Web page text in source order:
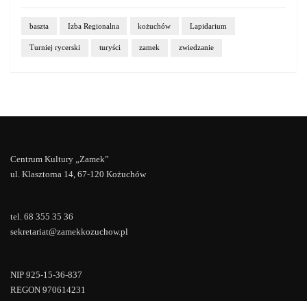
baszta Izba Regionalna kożuchów Lapidarium
Turniej rycerski turyści zamek zwiedzanie
Centrum Kultury „Zamek”
ul. Klasztorna 14, 67-120 Kożuchów
tel. 68 355 35 36
sekretariat@zamekkozuchow.pl
NIP 925-15-36-837
REGON 970614231